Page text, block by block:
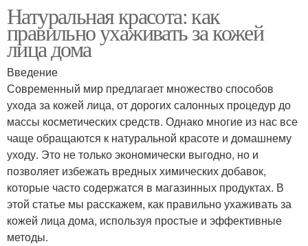
Натуральная красота: как
правильно ухаживать за кожей
лица дома
Введение
Современный мир предлагает множество способов
ухода за кожей лица, от дорогих салонных процедур до
массы косметических средств. Однако многие из нас все
чаще обращаются к натуральной красоте и домашнему
уходу. Это не только экономически выгодно, но и
позволяет избежать вредных химических добавок,
которые часто содержатся в магазинных продуктах. В
этой статье мы расскажем, как правильно ухаживать за
кожей лица дома, используя простые и эффективные
методы.